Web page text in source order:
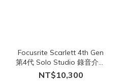
Focusrite Scarlett 4th Gen
第4代 Solo Studio 錄音介面
套裝組
NT$10,300